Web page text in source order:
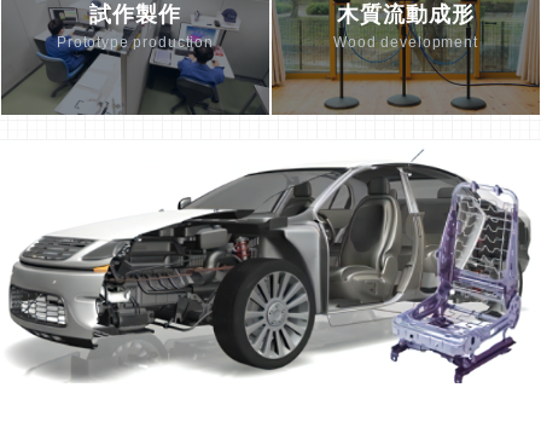
試作製作
Prototype production
木質流動成形
Wood development